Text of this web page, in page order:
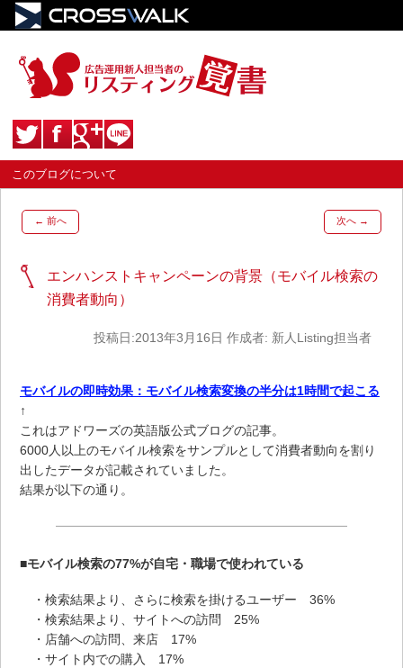
このブログについて
← 前へ 次へ →
エンハンストキャンペーンの背景（モバイル検索の
消費者動向）
投稿日:2013年3月16日 作成者: 新人Listing担当者
モバイルの即時効果：モバイル検索変換の半分は1時間で起こる
↑
これはアドワーズの英語版公式ブログの記事。
6000人以上のモバイル検索をサンプルとして消費者動向を割り
出したデータが記載されていました。
結果が以下の通り。
■モバイル検索の77%が自宅・職場で使われている
・検索結果より、さらに検索を掛けるユーザー 36%
・検索結果より、サイトへの訪問 25%
・店舗への訪問、来店 17%
・サイト内での購入 17%